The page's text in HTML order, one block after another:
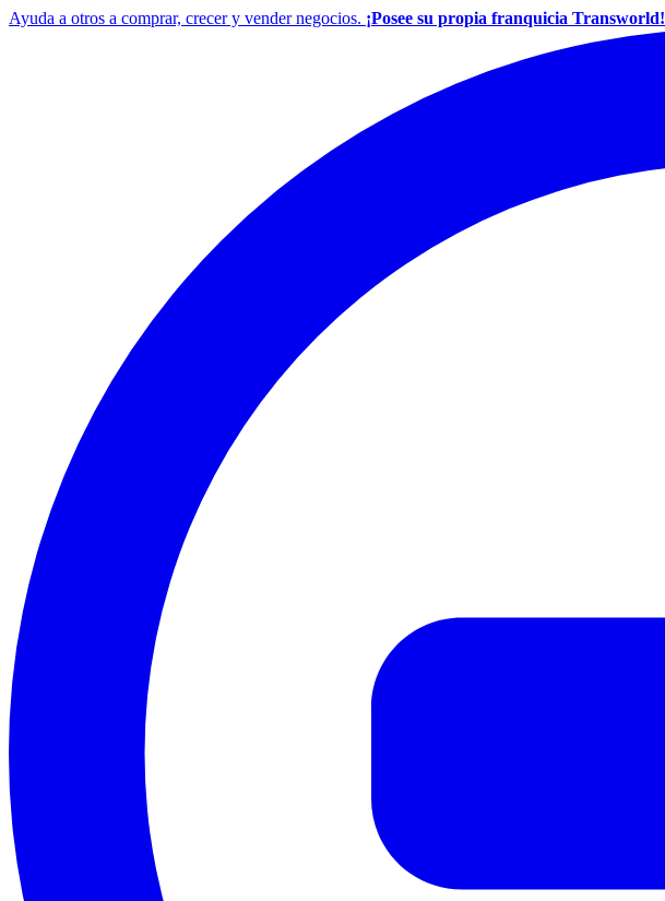
Ayuda a otros a comprar, crecer y vender negocios. ¡Posee su propia franquicia Transworld!